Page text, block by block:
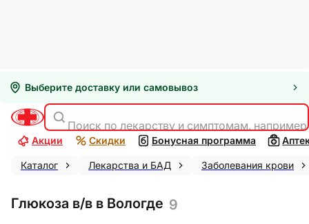
Выберите доставку или самовывоз
Поиск по лекарству и симптомам,
Акции Скидки Бонусная программа
Каталог Лекарства и БАД Заболевания крови
Глюкоза в/в в Вологде 9